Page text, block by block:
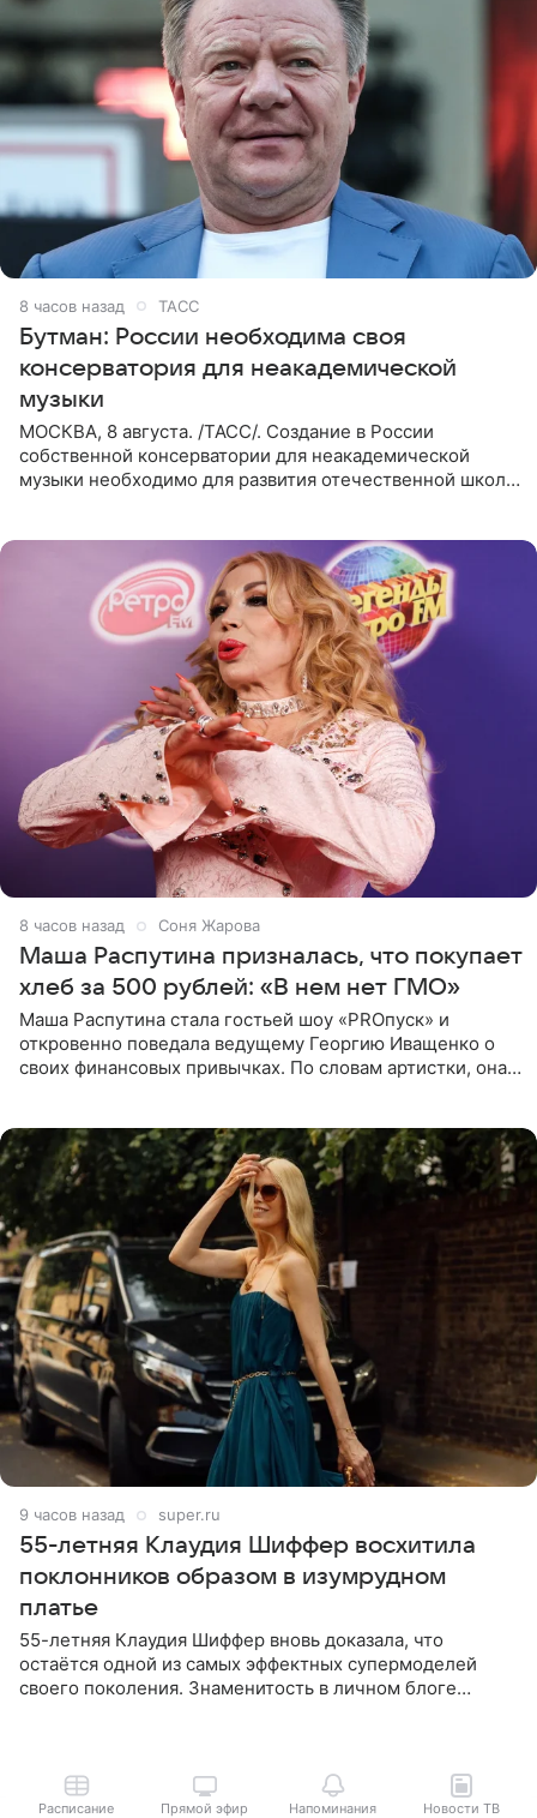
8 часов назад ТАСС
Бутман: России необходима своя
консерватория для неакадемической
музыки
МОСКВА, 8 августа. /ТАСС/. Создание в России
собственной консерватории для неакадемической
музыки необходимо для развития отечественной школы
8 часов назад Соня Жарова
Маша Распутина призналась, что покупает
хлеб за 500 рублей: «В нем нет ГМО»
Маша Распутина стала гостьей шоу «PROпуск» и
откровенно поведала ведущему Георгию Иващенко о
своих финансовых привычках. По словам артистки, она
9 часов назад super.ru
55-летняя Клаудия Шиффер восхитила
поклонников образом в изумрудном
платье
55-летняя Клаудия Шиффер вновь доказала, что
остаётся одной из самых эффектных супермоделей
своего поколения. Знаменитость в личном блоге
Расписание Прямой эфир Напоминания Новости ТВ